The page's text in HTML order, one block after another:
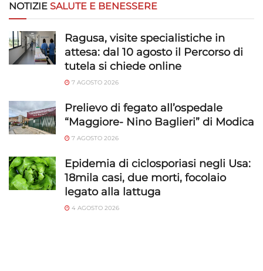
NOTIZIE SALUTE E BENESSERE
Ragusa, visite specialistiche in
attesa: dal 10 agosto il Percorso di
tutela si chiede online
7 AGOSTO 2026
Prelievo di fegato all’ospedale
“Maggiore- Nino Baglieri” di Modica
7 AGOSTO 2026
Epidemia di ciclosporiasi negli Usa:
18mila casi, due morti, focolaio
legato alla lattuga
4 AGOSTO 2026